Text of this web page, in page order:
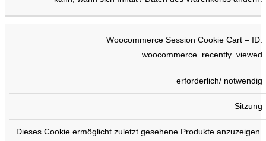
Woocommerce Session Cookie Cart – ID:
woocommerce_recently_viewed
erforderlich/ notwendig
Sitzung
Dieses Cookie ermöglicht zuletzt gesehene Produkte anzuzeigen.